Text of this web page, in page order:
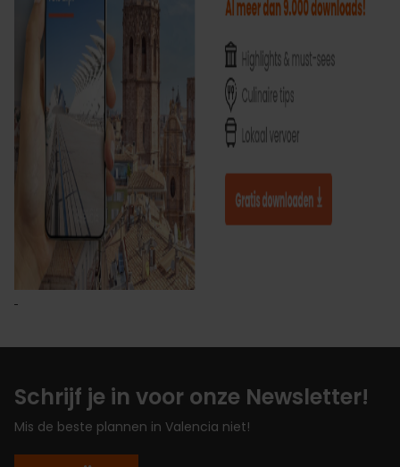
Schrijf je in voor onze Newsletter!
Mis de beste plannen in Valencia niet!